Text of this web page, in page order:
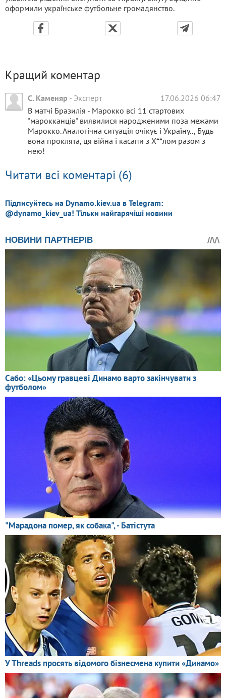
оформили українське футбольне громадянство.
Кращий коментар
С. Каменяр - Эксперт
17.06.2026 06:47
В матчі Бразилія - Марокко всі 11 стартових
"марокканців" виявилися народженими поза межами
Марокко. Аналогічна ситуація очікує і Україну.., Будь
вона проклята, ця війна і касапи з Х**лом разом з
нею!
Читати всі коментарі (6)
Підписуйтесь на Dynamo.kiev.ua в Telegram:
@dynamo_kiev_ua! Тільки найгарячіші новини